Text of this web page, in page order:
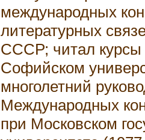
международных
литературных
СССР; читал курсы
Софийском
многолетний
Международных
при Московском